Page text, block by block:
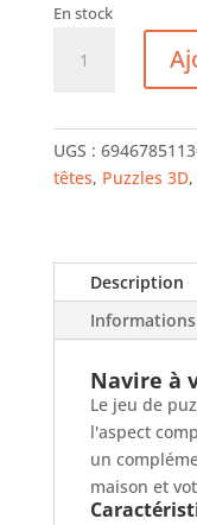
En stock
UGS :
têtes, Puzzles 3D,
Description
Navire à
Le jeu de
l'aspect
un
maison et